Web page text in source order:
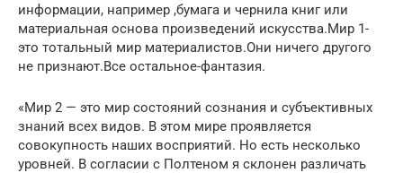
информации, например ,бумага и чернила книг или
материальная основа произведений искусства.Мир 1-
это тотальный мир материалистов.Они ничего другого
не признают.Все остальное-фантазия.
«Мир 2 — это мир состояний сознания и субъективных
знаний всех видов. В этом мире проявляется
совокупность наших восприятий. Но есть несколько
уровней. В согласии с Полтеном я склонен различать